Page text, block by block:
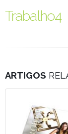
Trabalho4
ARTIGOS